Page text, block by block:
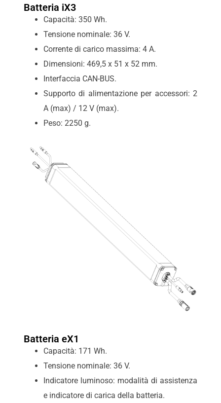
Batteria iX3
Capacità: 350 Wh.
Tensione nominale: 36 V.
Corrente di carico massima: 4 A.
Dimensioni: 469,5 x 51 x 52 mm.
Interfaccia CAN-BUS.
Supporto di alimentazione per accessori: 2
A (max) / 12 V (max).
Peso: 2250 g.
Batteria eX1
Capacità: 171 Wh.
Tensione nominale: 36 V.
Indicatore luminoso: modalità di assistenza
e indicatore di carica della batteria.